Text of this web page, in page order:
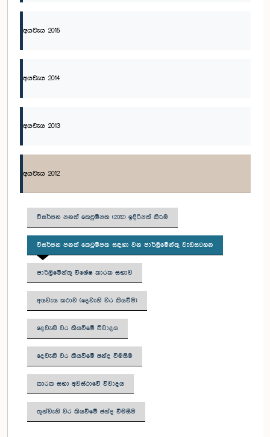
අයවැය 2015
අයවැය 2014
අයවැය 2013
අයවැය 2012
විසර්ජන පනත් කෙටුම්පත (2012) ඉදිරිපත් කිරීම
විසර්ජන පනත් කෙටුම්පත සඳහා වන පාර්ලිමේන්තු වැඩසටහන
පාර්ලිමේන්තු විශේෂ කාරක සභාව
අයවැය කථාව (දෙවැනි වර කියවීම)
දෙවැනි වර කියවීමේ විවාදය
දෙවැනි වර කියවීමේ ඡන්ද වීමසීම
කාරක සභා අවස්ථාවේ විවාදය
තුන්වැනි වර කියවීමේ ඡන්ද විමසීම